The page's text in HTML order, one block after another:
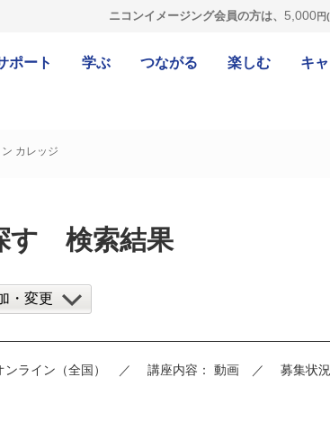
ニコンイメージング会員の方は、 5,000円
ポート 学ぶ つながる 楽しむ キ
カレッジ
す 検索結果
・変更
ンライン（全国） 講座内容： 動画 募集状